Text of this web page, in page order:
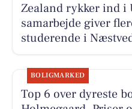
Zealand rykker ind i
samarbejde giver
studerende i
BOLIGMARKED
Top 6 over dyreste